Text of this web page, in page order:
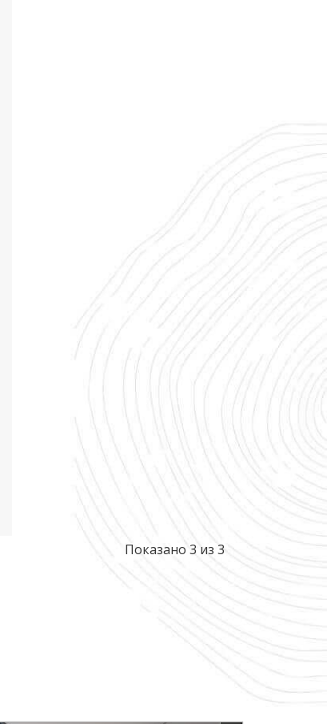
Показано 3 из 3